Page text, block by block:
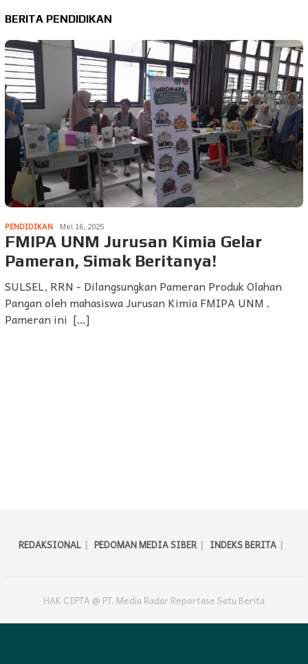
BERITA PENDIDIKAN
PENDIDIKAN Mei 16, 2025
FMIPA UNM Jurusan Kimia Gelar
Pameran, Simak Beritanya!
SULSEL, RRN - Dilangsungkan Pameran Produk Olahan
Pangan oleh mahasiswa Jurusan Kimia FMIPA UNM .
Pameran ini […]
REDAKSIONAL PEDOMAN MEDIA SIBER INDEKS BERITA
HAK CIPTA @ PT. Media Radar Reportase Satu Berita